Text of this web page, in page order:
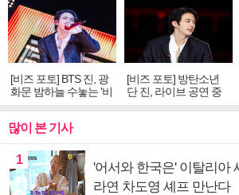
[비즈 포토] BTS 진, 광
화문 밤하늘 수놓는 '비
주얼 킹'의 열창
[비즈 포토] 방탄소년
단 진, 라이브 공연 중
빛나는 독보적 아우라
많이 본 기사
1
'어서와 한국은' 이탈리아
라연 차도영 셰프 만난다